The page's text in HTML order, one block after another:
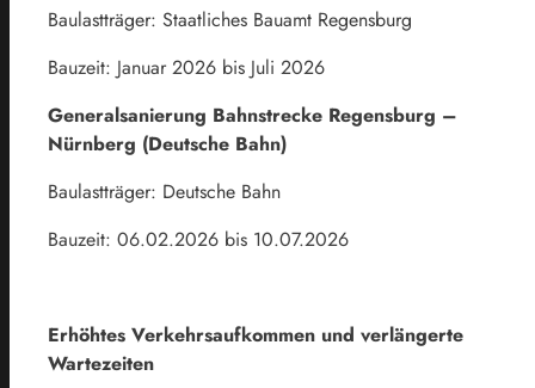
Baulastträger: Staatliches Bauamt Regensburg
Bauzeit: Januar 2026 bis Juli 2026
Generalsanierung Bahnstrecke Regensburg –
Nürnberg (Deutsche Bahn)
Baulastträger: Deutsche Bahn
Bauzeit: 06.02.2026 bis 10.07.2026
Erhöhtes Verkehrsaufkommen und verlängerte
Wartezeiten